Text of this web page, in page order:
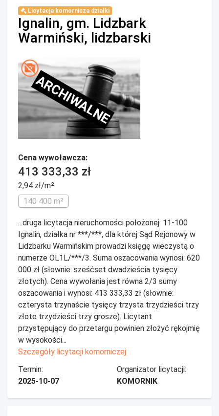
Licytacja komornicza działki
Ignalin, gm. Lidzbark
Warmiński, lidzbarski
ARCHIWALNE
Cena wywoławcza:
413 333,33 zł
2,94 zł/m²
140 400 m²
...druga licytacja nieruchomości położonej: 11-100
Ignalin, działka nr ***/***, dla której Sąd Rejonowy w
Lidzbarku Warmińskim prowadzi księgę wieczystą o
numerze OL1L/***/3. Suma oszacowania wynosi: 620
000 zł (słownie: sześćset dwadzieścia tysięcy
złotych). Cena wywołania jest równa 2/3 sumy
oszacowania i wynosi: 413 333,33 zł (słownie:
czterysta trzynaście tysięcy trzysta trzydzieści trzy
złote trzydzieści trzy grosze). Licytant
przystępujący do przetargu powinien złożyć rękojmię
w wysokości...
Szczegóły licytacji komorniczej
Termin:
2025-10-07
Organizator licytacji:
KOMORNIK